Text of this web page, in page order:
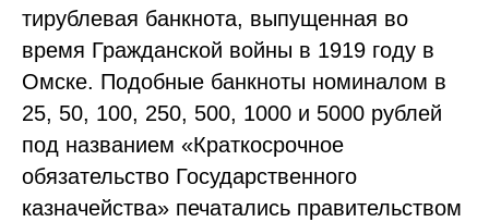
тирублевая банкнота, выпущенная во
время Гражданской войны в 1919 году в
Омске. Подобные банкноты номиналом в
25, 50, 100, 250, 500, 1000 и 5000 рублей
под названием «Краткосрочное
обязательство Государственного
казначейства» печатались правительством